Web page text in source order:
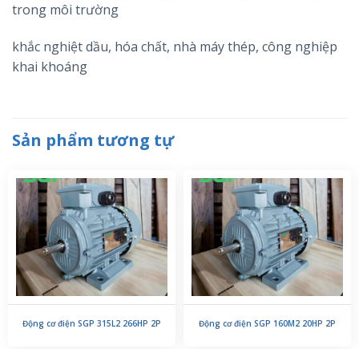
trong môi trường
khắc nghiệt dầu, hóa chất, nhà máy thép, công nghiệp
khai khoáng
Sản phẩm tương tự
Động cơ điện SGP 315L2 266HP 2P Động cơ điện SGP 160M2 20HP 2P